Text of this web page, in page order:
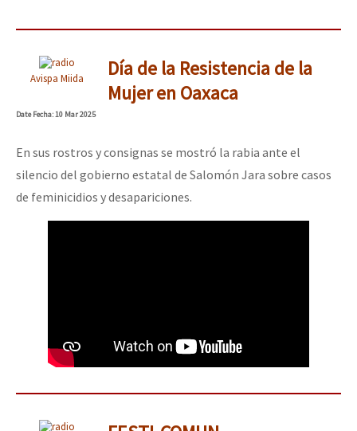
Avispa Miida
Día de la Resistencia de la
Mujer en Oaxaca
DateFecha: 10 Mar 2025
En sus rostros y consignas se mostró la rabia ante el
silencio del gobierno estatal de Salomón Jara sobre casos
de feminicidios y desapariciones.